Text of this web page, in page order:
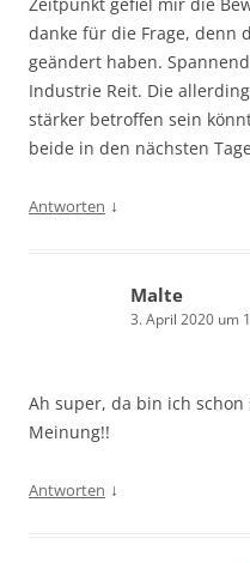
danke für die Frage, denn
geändert haben.
Industrie Reit. Die
stärker betroffen sein
beide in den nächsten
Antworten ↓
Malte
3. April 2020 um
Ah super, da bin ich
Meinung!!
Antworten ↓